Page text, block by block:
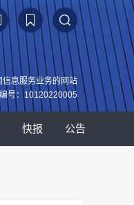
信息服务业务的网站
号：10120220005
快报 公告